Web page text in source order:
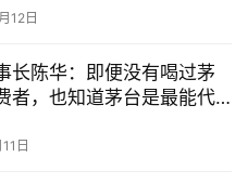
12日
长陈华：即便没有喝过茅
者，也知道茅台是最能代
日